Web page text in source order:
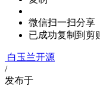
微信扫一扫分享
已成功复制到剪
白玉兰开源
/
发布于